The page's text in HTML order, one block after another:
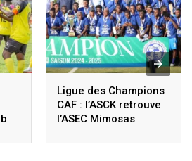
Ligue des Champions
CAF : l’ASCK retrouve
l’ASEC Mimosas